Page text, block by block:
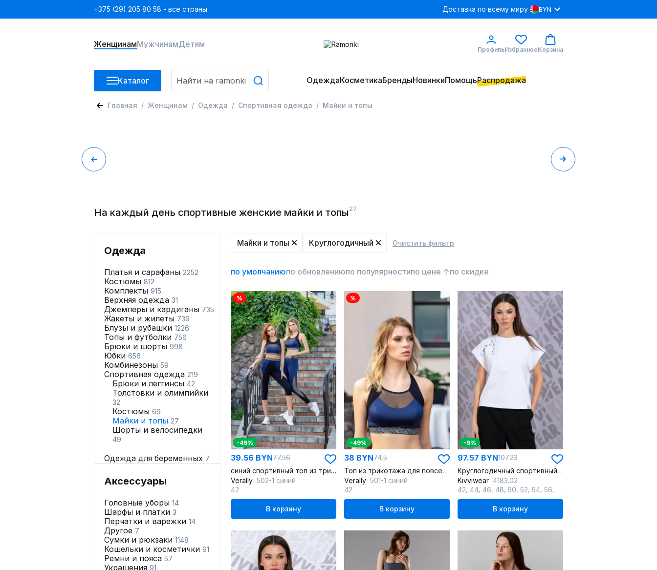
+375 (29) 205 80 58 - все страны Доставка по всему миру BYN
ЖенщинамМужчинамДетям
ПрофильИзбранноеКорзина
Каталог ОдеждаКосметикаБрендыНовинкиПомощьРаспродажа
Главная Женщинам Одежда Спортивная одежда Майки и топы
На каждый день спортивные женские майки и топы27
Одежда
Платья и сарафаны 2252
Костюмы 812
Комплекты 915
Верхняя одежда 31
Джемперы и кардиганы 735
Жакеты и жилеты 739
Блузы и рубашки 1226
Топы и футболки 756
Брюки и шорты 998
Юбки 656
Комбинезоны 59
Спортивная одежда 219
Брюки и леггинсы 42
Толстовки и олимпийки
32
Костюмы 69
Майки и топы 27
Шорты и велосипедки
49
Одежда для беременных 7
Носки, чулки и колготки
Купальники и пляжная
Нижнее бельё2428
Аксессуары
Головные уборы 14
Шарфы и платки 3
Перчатки и варежки 14
Другое 7
Сумки и рюкзаки 1148
Кошельки и косметички 91
Ремни и пояса 57
Украшения 91
Майки и топы Круглогодичный Очистить фильтр
по умолчаниюпо обновлениюпо популярностипо цене ↑по скидке
%
-49%
39.56 BYN77.56
синий спортивный топ из трикотажа
Verally 502-1 синий
42
В корзину
%
-49%
38 BYN74.5
Топ из трикотажа для повседневных образов
Verally 501-1 синий
42
В корзину
-9%
97.57 BYN107.23
Круглогодичный спортивный хлопковый джемпер летучая мышь
Kivviwear 4183.02
42 44 46 48 50 52 54 56
В корзину